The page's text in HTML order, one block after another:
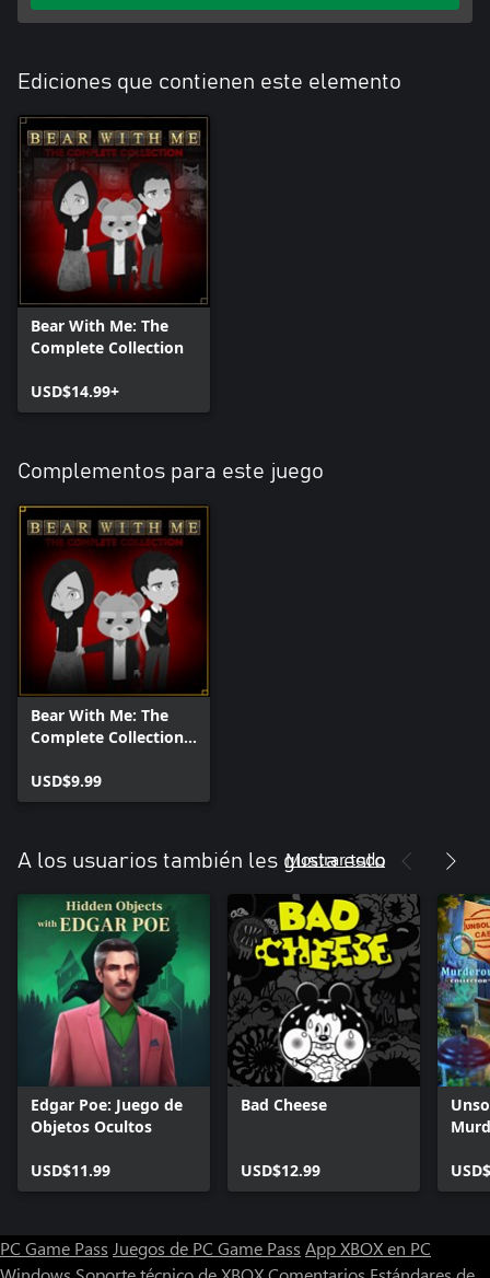
Ediciones que contienen este elemento
Bear With Me: The
Complete Collection
USD$14.99+
Complementos para este juego
Bear With Me: The
Complete Collection
USD$9.99
A los usuarios también les gusta esto
Mostrar todo
Edgar Poe: Juego de
Objetos Ocultos
USD$11.99
Bad Cheese
USD$12.99
PC Game Pass Juegos de PC Game Pass App XBOX en PC